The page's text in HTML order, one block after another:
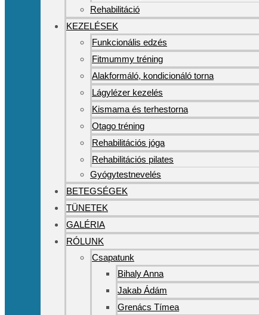
Rehabilitáció
KEZELÉSEK
Funkcionális edzés
Fitmummy tréning
Alakformáló, kondicionáló torna
Lágylézer kezelés
Kismama és terhestorna
Otago tréning
Rehabilitációs jóga
Rehabilitációs pilates
Gyógytestnevelés
BETEGSÉGEK
TÜNETEK
GALÉRIA
RÓLUNK
Csapatunk
Bihaly Anna
Jakab Ádám
Grenács Tímea